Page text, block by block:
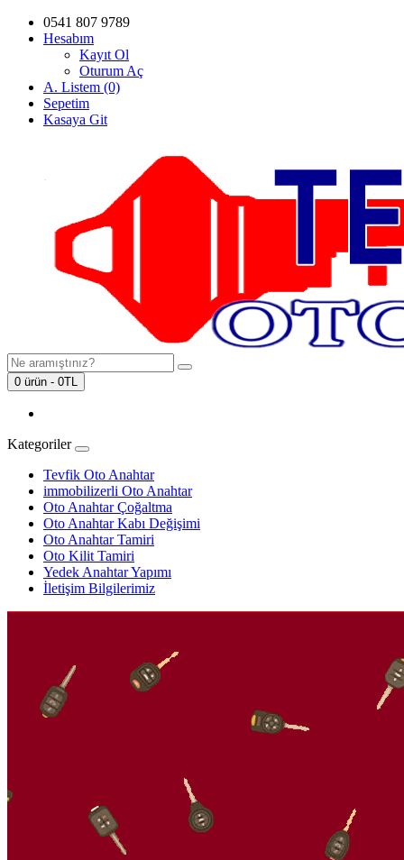
0541 807 9789
Hesabım
Kayıt Ol
Oturum Aç
A. Listem (0)
Sepetim
Kasaya Git
0 ürün - 0TL
Kategoriler
Tevfik Oto Anahtar
immobilizerli Oto Anahtar
Oto Anahtar Çoğaltma
Oto Anahtar Kabı Değişimi
Oto Anahtar Tamiri
Oto Kilit Tamiri
Yedek Anahtar Yapımı
İletişim Bilgilerimiz